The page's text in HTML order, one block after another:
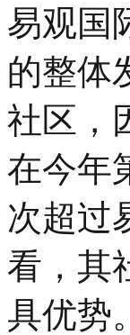
易观国
的整体
社区，
在今年
次超过
看，其
具优势